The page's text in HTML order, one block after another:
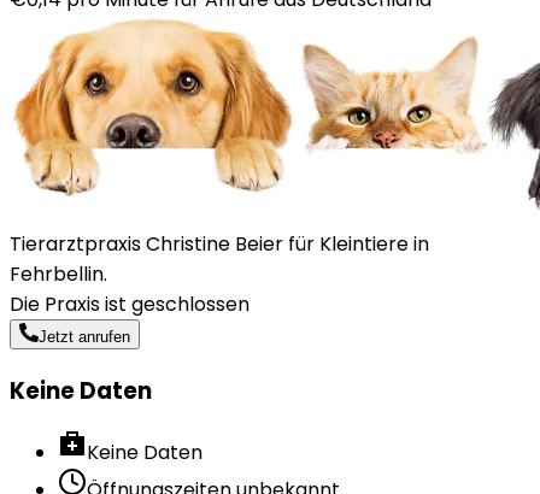
Tierarztpraxis Christine Beier für Kleintiere in
Fehrbellin.
Die Praxis ist geschlossen
Jetzt anrufen
Keine Daten
Keine Daten